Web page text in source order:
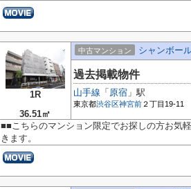
1R
36.51㎡
中古マンション シャンボー
過去掲載物件
山手線 「 原宿 」駅
東京都渋谷区神宮前 ２丁目19-11
■■こちらのマンション限定でお探しの方お気
きます。